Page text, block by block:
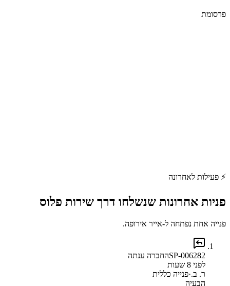
פרסומת
⚡ פעילות לאחרונה
פניות אחרונות שנשלחו דרך שירות פלוס
פנייה אחת נפתחה ל-אייר אירופה.
SP-006282החברה ענתה
לפני 8 שעות
ר. ב.·פנייה כללית
הבעיה